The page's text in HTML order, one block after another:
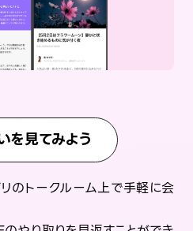
を見てみよう
のトークルーム上で手軽に会